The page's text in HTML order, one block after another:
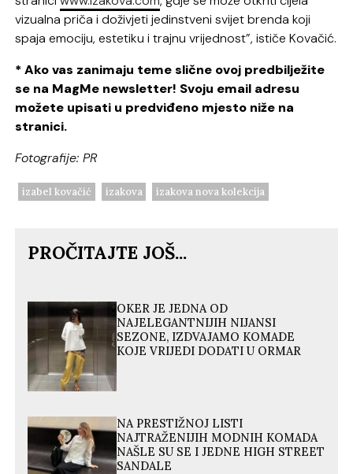
vizualna priča i doživjeti jedinstveni svijet brenda koji
spaja emociju, estetiku i trajnu vrijednost”, ističe Kovačić.
* Ako vas zanimaju teme slične ovoj predbilježite
se na MagMe newsletter! Svoju email adresu
možete upisati u predviđeno mjesto niže na
stranici.
Fotografije: PR
izabel kovačić izakova izakova nova kolekcija
PROČITAJTE JOŠ...
OKER JE JEDNA OD
NAJELEGANTNIJIH NIJANSI
SEZONE, IZDVAJAMO KOMADE
KOJE VRIJEDI DODATI U ORMAR
NA PRESTIŽNOJ LISTI
NAJTRAŽENIJIH MODNIH KOMADA
NAŠLE SU SE I JEDNE HIGH STREET
SANDALE